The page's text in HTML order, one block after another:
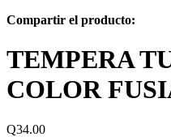
Compartir el producto:
TEMPERA
COLOR
Q34.00